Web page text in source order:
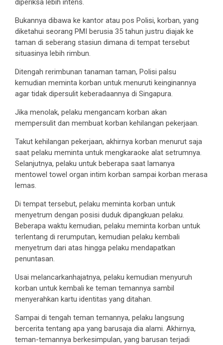
diperiksa lebih intens.
Bukannya dibawa ke kantor atau pos Polisi, korban, yang
diketahui seorang PMI berusia 35 tahun justru diajak ke
taman di seberang stasiun dimana di tempat tersebut
situasinya lebih rimbun.
Ditengah rerimbunan tanaman taman, Polisi palsu
kemudian meminta korban untuk menuruti keinginannya
agar tidak dipersulit keberadaannya di Singapura.
Jika menolak, pelaku mengancam korban akan
mempersulit dan membuat korban kehilangan pekerjaan.
Takut kehilangan pekerjaan, akhirnya korban menurut saja
saat pelaku meminta untuk mengkaraoke alat setrumnya.
Selanjutnya, pelaku untuk beberapa saat lamanya
mentowel towel organ intim korban sampai korban merasa
lemas.
Di tempat tersebut, pelaku meminta korban untuk
menyetrum dengan posisi duduk dipangkuan pelaku.
Beberapa waktu kemudian, pelaku meminta korban untuk
terlentang di rerumputan, kemudian pelaku kembali
menyetrum dari atas hingga pelaku mendapatkan
penuntasan.
Usai melancarkanhajatnya, pelaku kemudian menyuruh
korban untuk kembali ke teman temannya sambil
menyerahkan kartu identitas yang ditahan.
Sampai di tengah teman temannya, pelaku langsung
bercerita tentang apa yang barusaja dia alami. Akhirnya,
teman-temannya berkesimpulan, yang barusan terjadi